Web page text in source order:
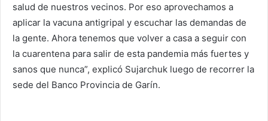
salud de nuestros vecinos. Por eso aprovechamos a
aplicar la vacuna antigripal y escuchar las demandas de
la gente. Ahora tenemos que volver a casa a seguir con
la cuarentena para salir de esta pandemia más fuertes y
sanos que nunca”, explicó Sujarchuk luego de recorrer la
sede del Banco Provincia de Garín.